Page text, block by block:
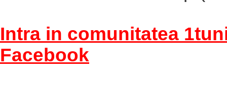
Intra in comunitatea
Facebook